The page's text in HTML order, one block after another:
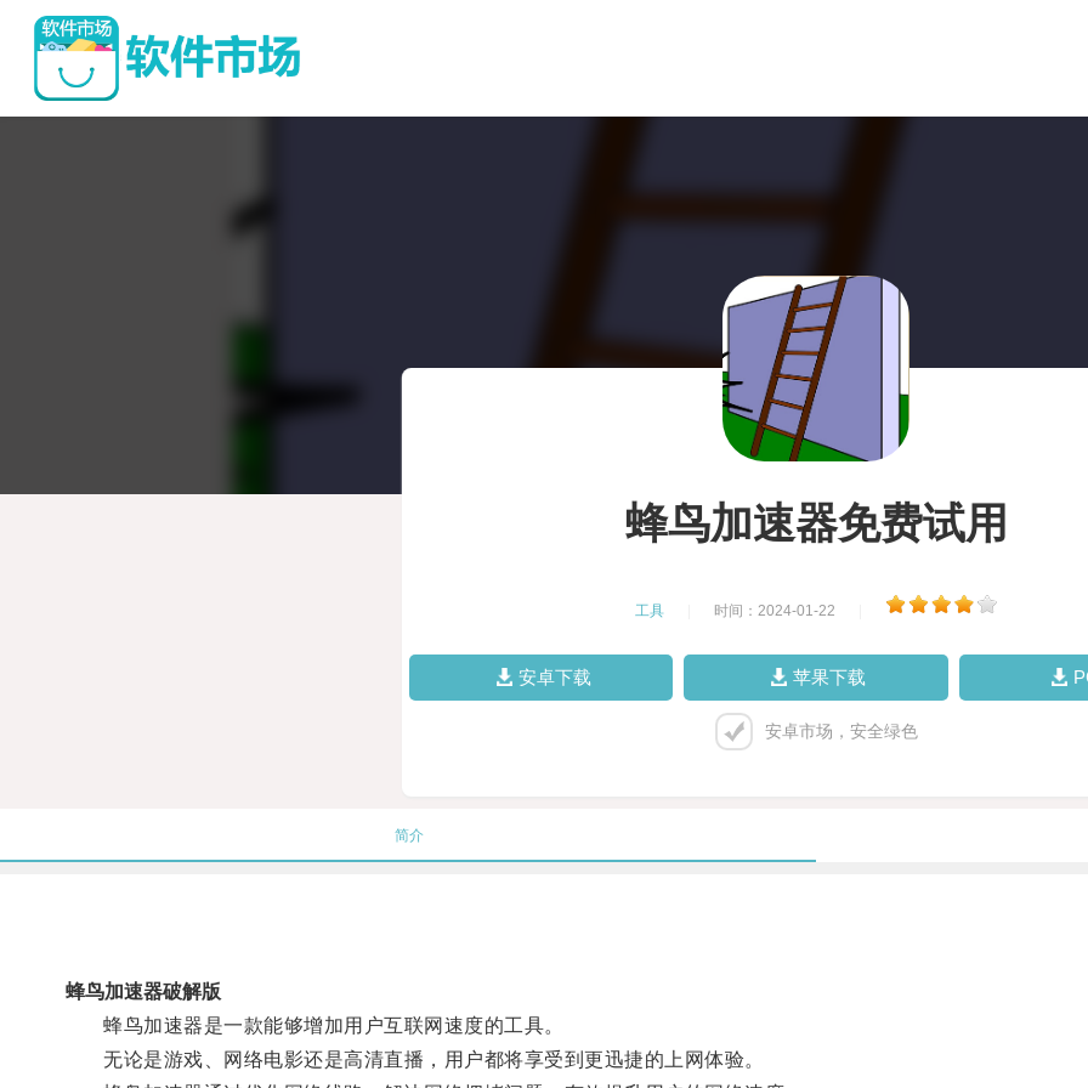
蜂鸟加速器免费试用
工具 时间：2024-01-22
安卓下载 苹果下载
安卓市场，安全绿色
简介
蜂鸟加速器破解版
蜂鸟加速器是一款能够增加用户互联网速度的工具。
无论是游戏、网络电影还是高清直播，用户都将享受到更迅捷的上网体验。